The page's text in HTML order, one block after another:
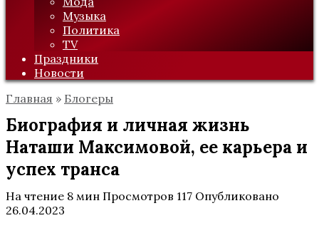
Музыка
Политика
TV
Праздники
Новости
Главная » Блогеры
Биография и личная жизнь
Наташи Максимовой, ее карьера и
успех транса
На чтение 8 мин Просмотров 117 Опубликовано
26.04.2023